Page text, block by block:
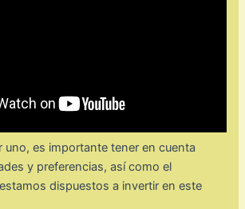
uno, es importante tener en cuenta
y preferencias, así como el
dispuestos a invertir en este